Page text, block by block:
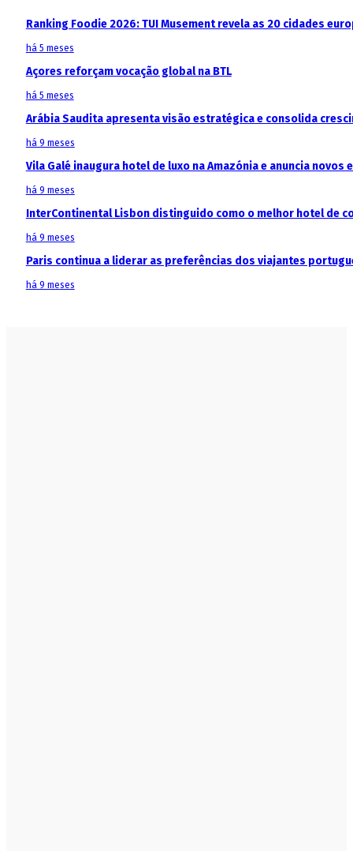
Ranking Foodie 2026: TUI Musement revela as 20 cidades
há 5 meses
Açores reforçam vocação global na BTL
há 5 meses
Arábia Saudita apresenta visão estratégica e consolida
há 9 meses
Vila Galé inaugura hotel de luxo na Amazónia e anuncia
há 9 meses
InterContinental Lisbon distinguido como o melhor hotel de
há 9 meses
Paris continua a liderar as preferências dos viajantes
há 9 meses